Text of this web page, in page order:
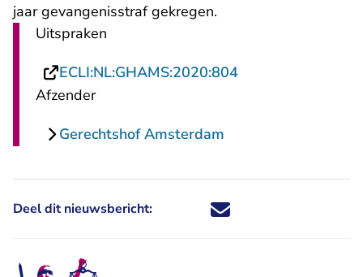
jaar gevangenisstraf gekregen.
Uitspraken
ECLI:NL:GHAMS:2020:804- U verlaat
Afzender
Gerechtshof Amsterdam
Deel dit nieuwsbericht: Deel dit nieuwsbericht via X -
Deel dit nieuwsbericht via
Deel dit nieuwsbericht
Deel dit